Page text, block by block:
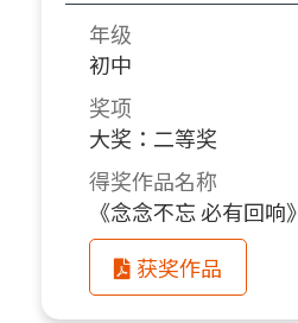
年级
初中
奖项
大奖：二等奖
得奖作品名称
《念念不忘 必有回响》
获奖作品